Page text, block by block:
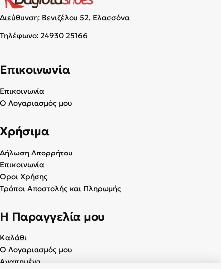
Διεύθυνση: Βενιζέλου 52, Ελασσόνα
Τηλέφωνο: 24930 25166
Επικοινωνία
Επικοινωνία
Ο Λογαριασμός μου
Χρήσιμα
Δήλωση Απορρήτου
Επικοινωνία
Όροι Χρήσης
Τρόποι Αποστολής και Πληρωμής
Η Παραγγελία μου
Καλάθι
Ο Λογαριασμός μου
Αγαπημένα